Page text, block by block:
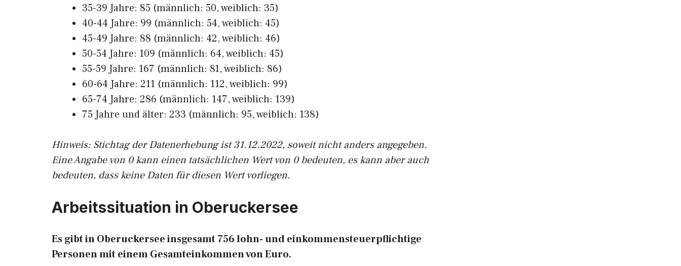
35-39 Jahre: 85 (männlich: 50, weiblich: 35)
40-44 Jahre: 99 (männlich: 54, weiblich: 45)
45-49 Jahre: 88 (männlich: 42, weiblich: 46)
50-54 Jahre: 109 (männlich: 64, weiblich: 45)
55-59 Jahre: 167 (männlich: 81, weiblich: 86)
60-64 Jahre: 211 (männlich: 112, weiblich: 99)
65-74 Jahre: 286 (männlich: 147, weiblich: 139)
75 Jahre und älter: 233 (männlich: 95, weiblich: 138)
Hinweis: Stichtag der Datenerhebung ist 31.12.2022, soweit nicht anders angegeben.
Eine Angabe von 0 kann einen tatsächlichen Wert von 0 bedeuten, es kann aber auch
bedeuten, dass keine Daten für diesen Wert vorliegen.
Arbeitssituation in Oberuckersee
Es gibt in Oberuckersee insgesamt 756 lohn- und einkommensteuerpflichtige
Personen mit einem Gesamteinkommen von Euro.